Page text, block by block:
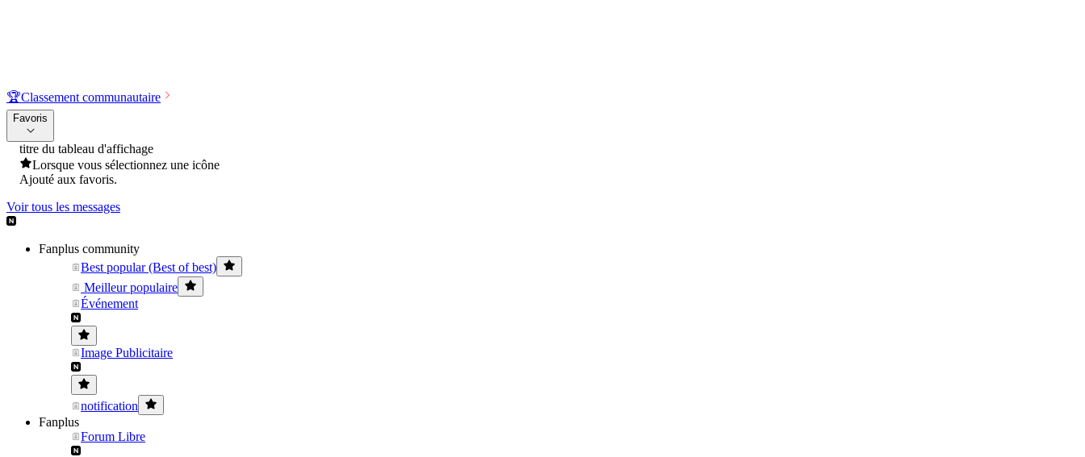
🏆Classement communautaire
Favoris
titre du tableau d'affichage
Lorsque vous sélectionnez une icône
Ajouté aux favoris.
Voir tous les messages
Fanplus community
Best popular (Best of best)
Meilleur populaire
Événement
Image Publicitaire
notification
Fanplus
Forum Libre